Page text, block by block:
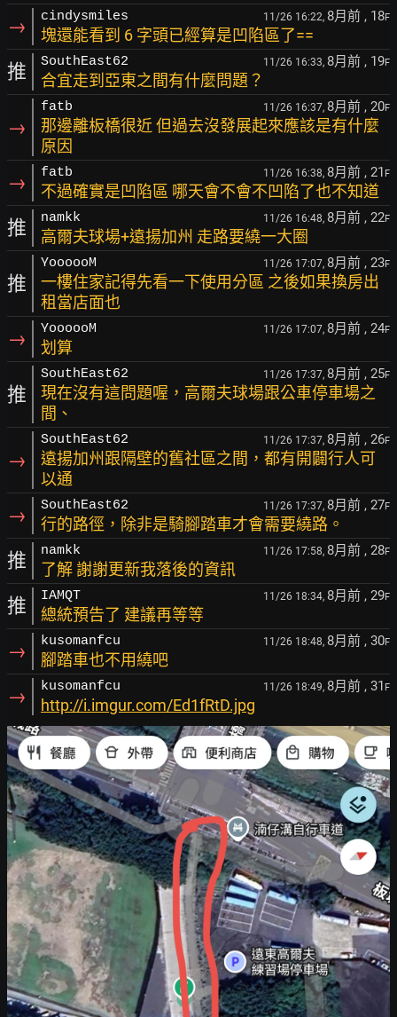
→ cindysmiles 11/26 16:22, 8月前 , 18F
塊還能看到 6 字頭已經算是凹陷區了==
推 SouthEast62 11/26 16:33, 8月前 , 19F
合宜走到亞東之間有什麼問題？
→
fatb 11/26 16:37, 8月前 , 20F
那邊離板橋很近 但過去沒發展起來應該是有什麼
原因
→ fatb 11/26 16:38, 8月前 , 21 F
不過確實是凹陷區 哪天會不會不凹陷了也不知道
推 namkk 11/26 16:48, 8月前 , 22F
高爾夫球場+遠揚加州 走路要繞一大圈
推
YoooooM 11/26 17:07, 8月前 , 23F
一樓住家記得先看一下使用分區 之後如果換房出
租當店面也
→ YoooooM 11/26 17:07, 8月前 , 24F
划算
推
SouthEast62 11/26 17:37, 8月前 , 25F
現在沒有這問題喔，高爾夫球場跟公車停車場之
間、
→
SouthEast62 11/26 17:37, 8月前 , 26F
遠揚加州跟隔壁的舊社區之間，都有開闢行人可
以通
→ SouthEast62 11/26 17:37, 8月前 , 27F
行的路徑，除非是騎腳踏車才會需要繞路。
推 namkk 11/26 17:58, 8月前 , 28F
了解 謝謝更新我落後的資訊
推 IAMQT 11/26 18:34, 8月前 , 29F
總統預告了 建議再等等
→ kusomanfcu 11/26 18:48, 8月前 , 30F
腳踏車也不用繞吧
→ kusomanfcu 11/26 18:49, 8月前 , 31 F
http://i.imgur.com/Ed1fRtD.jpg